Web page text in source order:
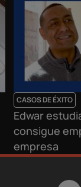
CASOS DE ÉXITO
Edwar
consigue
empresa